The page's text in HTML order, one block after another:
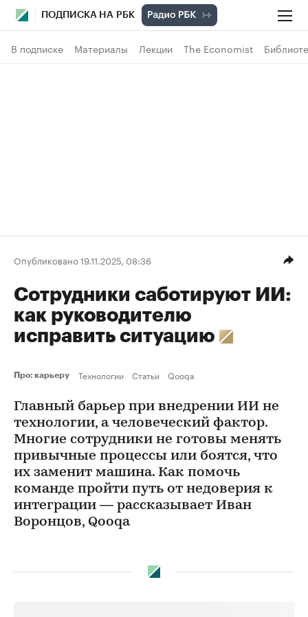
ПОДПИСКА НА РБК
В подписке Материалы Лекции The Economist
Опубликовано 19.11.2025, 08:36
Сотрудники саботируют ИИ:
как руководителю
исправить ситуацию
Про: карьеру Технологии Статьи Qooqa
Главный барьер при внедрении ИИ не
технологии, а человеческий фактор.
Многие сотрудники не готовы менять
привычные процессы или боятся, что
их заменит машина. Как помочь
команде пройти путь от недоверия к
интеграции — рассказывает Иван
Воронцов, Qooqa